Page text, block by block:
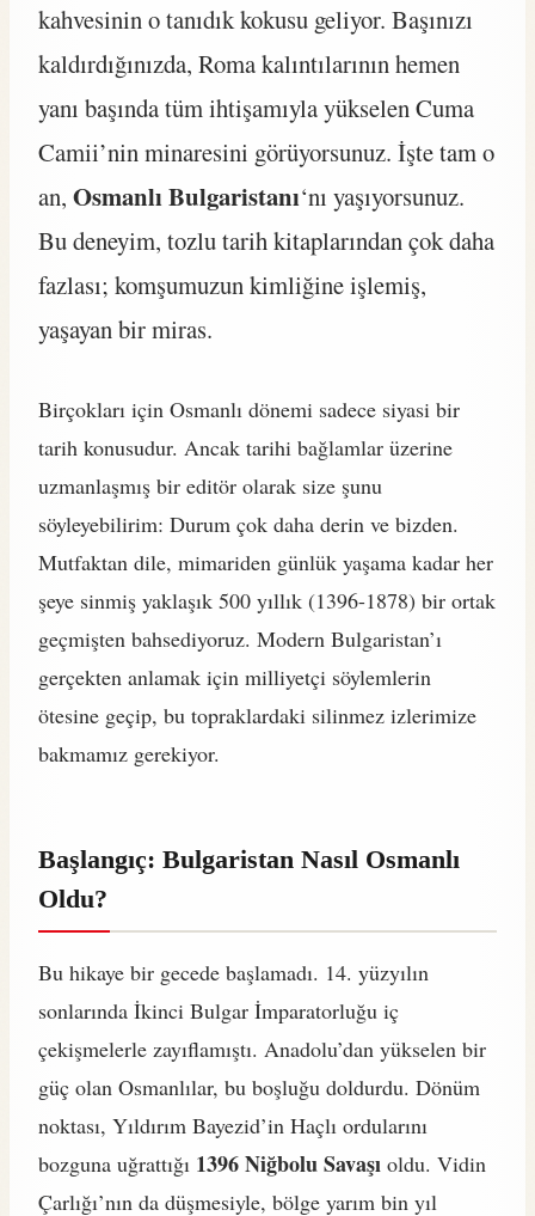
kahvesinin o tanıdık kokusu geliyor. Başınızı
kaldırdığınızda, Roma kalıntılarının hemen
yanı başında tüm ihtişamıyla yükselen Cuma
Camii’nin minaresini görüyorsunuz. İşte tam o
an, Osmanlı Bulgaristanı‘nı yaşıyorsunuz.
Bu deneyim, tozlu tarih kitaplarından çok daha
fazlası; komşumuzun kimliğine işlemiş,
yaşayan bir miras.
Birçokları için Osmanlı dönemi sadece siyasi bir
tarih konusudur. Ancak tarihi bağlamlar üzerine
uzmanlaşmış bir editör olarak size şunu
söyleyebilirim: Durum çok daha derin ve bizden.
Mutfaktan dile, mimariden günlük yaşama kadar her
şeye sinmiş yaklaşık 500 yıllık (1396-1878) bir ortak
geçmişten bahsediyoruz. Modern Bulgaristan’ı
gerçekten anlamak için milliyetçi söylemlerin
ötesine geçip, bu topraklardaki silinmez izlerimize
bakmamız gerekiyor.
Başlangıç: Bulgaristan Nasıl Osmanlı
Oldu?
Bu hikaye bir gecede başlamadı. 14. yüzyılın
sonlarında İkinci Bulgar İmparatorluğu iç
çekişmelerle zayıflamıştı. Anadolu’dan yükselen bir
güç olan Osmanlılar, bu boşluğu doldurdu. Dönüm
noktası, Yıldırım Bayezid’in Haçlı ordularını
bozguna uğrattığı 1396 Niğbolu Savaşı oldu. Vidin
Çarlığı’nın da düşmesiyle, bölge yarım bin yıl